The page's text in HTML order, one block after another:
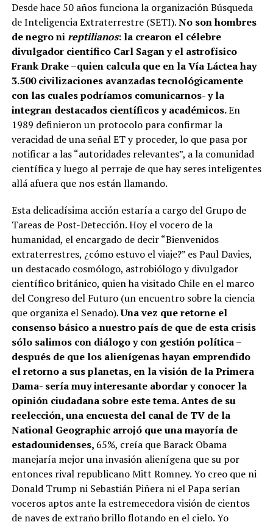
Desde hace 50 años funciona la organización Búsqueda
de Inteligencia Extraterrestre (SETI).No son hombres
de negro nireptilianos: la crearon el célebre
divulgador científico Carl Sagan y el astrofísico
Frank Drake –quien calcula que en la Vía Láctea hay
3.500 civilizaciones avanzadas tecnológicamente
con las cuales podríamos comunicarnos- y la
integran destacados científicos y académicos.En
1989 definieron un protocolo para confirmar la
veracidad de una señal ET y proceder, lo que pasa por
notificar a las “autoridades relevantes”, a la comunidad
científica y luego al perraje de que hay seres inteligentes
allá afuera que nos están llamando.
Esta delicadísima acción estaría a cargo del Grupo de
Tareas de Post-Detección. Hoy el vocero de la
humanidad, el encargado de decir “Bienvenidos
extraterrestres, ¿cómo estuvo el viaje?” es Paul Davies,
un destacado cosmólogo, astrobiólogo y divulgador
científico británico, quien ha visitado Chile en el marco
del Congreso del Futuro (un encuentro sobre la ciencia
que organiza el Senado).Una vez que retorne el
consenso básico a nuestro país de que de esta crisis
sólo salimos con diálogo y con gestión política –
después de que los alienígenas hayan emprendido
el retorno a sus planetas, en la visión de la Primera
Dama- sería muy interesante abordar y conocer la
opinión ciudadana sobre este tema. Antes de su
reelección, una encuesta del canal de TV de la
National Geographic arrojó que una mayoría de
estadounidenses, 65%, creía que Barack Obama
manejaría mejor una invasión alienígena que su por
entonces rival republicano Mitt Romney. Yo creo que ni
Donald Trump ni Sebastián Piñera ni el Papa serían
voceros aptos ante la estremecedora visión de cientos
de naves de extraño brillo flotando en el cielo. Yo